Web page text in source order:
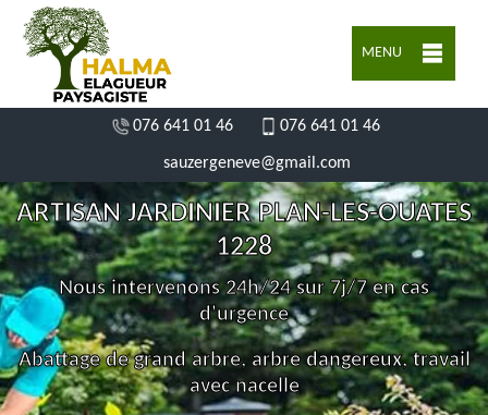
MENU
076 641 01 46 076 641 01 46
sauzergeneve@gmail.com
ARTISAN JARDINIER PLAN-LES-OUATES
1228
Nous intervenons 24h/24 sur 7j/7 en cas
d'urgence
Abattage de grand arbre, arbre dangereux, travail
avec nacelle